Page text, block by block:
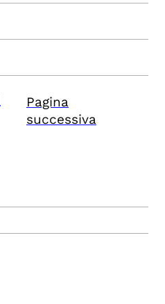
Pagina
successiva